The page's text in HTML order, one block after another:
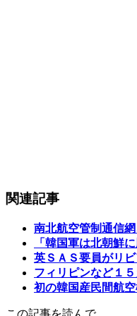
関連記事
南北航空管制通信
「韓国軍は北朝鮮
英ＳＡＳ要員がリ
フィリピンなど１
初の韓国産民間航
この記事を読んで…